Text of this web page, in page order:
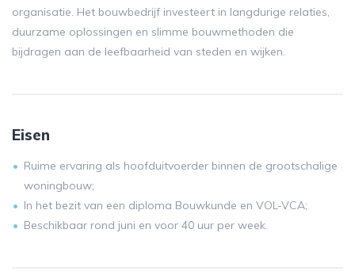
organisatie. Het bouwbedrijf investeert in langdurige relaties,
duurzame oplossingen en slimme bouwmethoden die
bijdragen aan de leefbaarheid van steden en wijken.
Eisen
Ruime ervaring als hoofduitvoerder binnen de grootschalige
woningbouw;
In het bezit van een diploma Bouwkunde en VOL-VCA;
Beschikbaar rond juni en voor 40 uur per week.